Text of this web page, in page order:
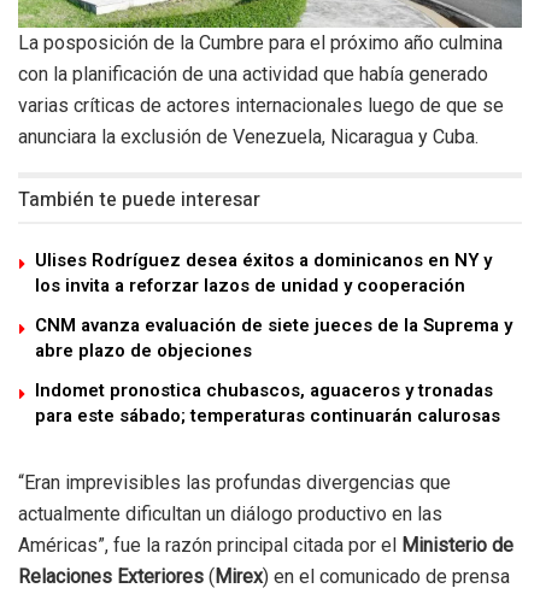
La posposición de la Cumbre para el próximo año culmina
con la planificación de una actividad que había generado
varias críticas de actores internacionales luego de que se
anunciara la exclusión de Venezuela, Nicaragua y Cuba.
También te puede interesar
Ulises Rodríguez desea éxitos a dominicanos en NY y
los invita a reforzar lazos de unidad y cooperación
CNM avanza evaluación de siete jueces de la Suprema y
abre plazo de objeciones
Indomet pronostica chubascos, aguaceros y tronadas
para este sábado; temperaturas continuarán calurosas
“Eran imprevisibles las profundas divergencias que
actualmente dificultan un diálogo productivo en las
Américas”, fue la razón principal citada por el Ministerio de
Relaciones Exteriores (Mirex) en el comunicado de prensa